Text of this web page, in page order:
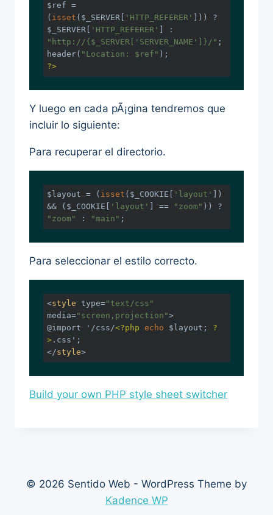
$ref =
( isset ($_SERVER[ 'HTTP_REFERER'
])) ?
$_SERVER[
'HTTP_REFERER'
"http://{$_SERVER['SERVER_NAME']}/" ;
header( "Location: $ref"
?>
Y luego en cada pÃ¡gina tendremos que
incluir lo siguiente:
Para recuperar el directorio.
$layout = ( isset ($_COOKIE[ 'layout'
])
&& ($_COOKIE[
'layout' ] == "zoom"
"zoom"
: "main" ;
Para seleccionar el estilo correcto.
<style type="text/css"
media="screen,projection">
@import '/css/<?php echo $layout; ?
>
</style>
Build your own PHP style sheet switcher
© 2026 Sentido Web - WordPress Theme by
Kadence WP